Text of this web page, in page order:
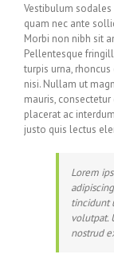
Vestibulum
quam nec ante
Morbi non nibh sit
Pellentesque
turpis urna,
nisi. Nullam ut
mauris,
placerat ac
justo quis lectus
Lorem
tincidunt
volutpat.
nostrud